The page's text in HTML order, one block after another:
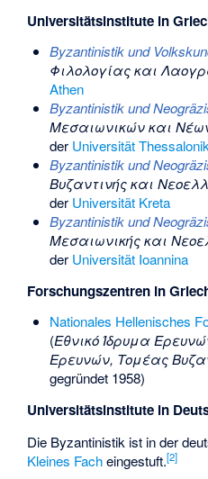
Universitätsinstitute in
Byzantinistik und
Φιλολογίας και
Athen
Byzantinistik und
Μεσαιωνικών και
der Universität
Byzantinistik und
Bυζαντινής και
der Universität Kreta
Byzantinistik und
Μεσαιωνικής και
der Universität Ioannina
Forschungszentren in
Nationales Hellenisches
(Εθνικό Ίδρυμα
Ερευνών, Τομέας
gegründet 1958)
Universitätsinstitute in
Die Byzantinistik ist in der
Kleines Facheingestuft.[2]